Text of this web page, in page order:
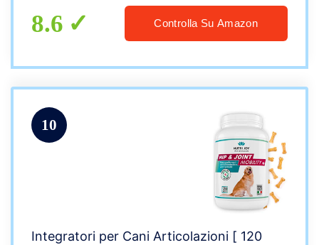
8.6 Controlla Su Amazon
10
Integratori per Cani Articolazioni [ 120